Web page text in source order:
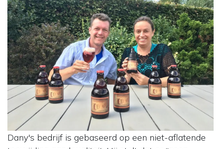
Dany's bedrijf is gebaseerd op een niet-aflatende